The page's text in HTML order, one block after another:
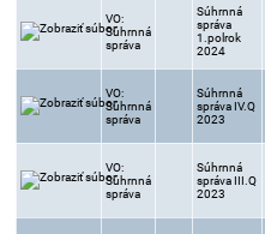
VO:
Súhrnná
správa
Súhrnná
správa
1.polrok
2024
VO:
Súhrnná
správa
Súhrnná
správa IV.Q
2023
VO:
Súhrnná
správa
Súhrnná
správa III.Q
2023